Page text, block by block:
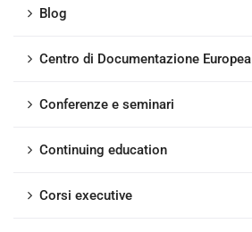
Blog
Centro di Documentazione Europea
Conferenze e seminari
Continuing education
Corsi executive